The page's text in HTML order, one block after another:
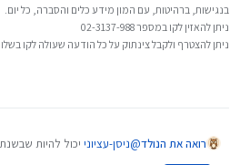
בנגישות, ברהיטות, עם המון מידע כלים והסברה, כל יום.
ניתן להאזין לקו במספר 02-3137-988
ניתן להצטרף ולקבל צינתוק על כל הודעה שעולה לקו
רואה את הנולד@ניסן-עציוני יכול להיות